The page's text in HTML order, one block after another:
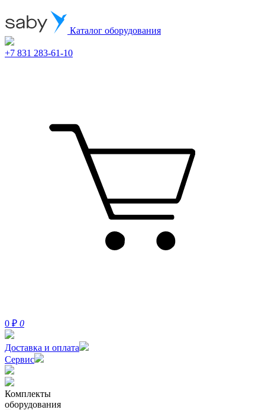
Каталог оборудования
+7 831 283-61-10
0 ₽ 0
Доставка и оплата
Сервис
Комплекты
оборудования